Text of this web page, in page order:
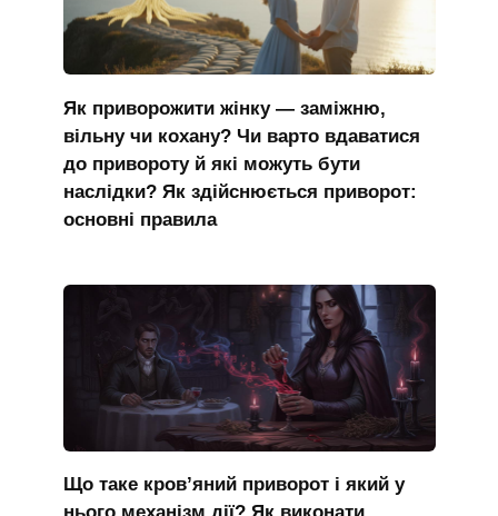
Як приворожити жінку — заміжню,
вільну чи кохану? Чи варто вдаватися
до привороту й які можуть бути
наслідки? Як здійснюється приворот:
основні правила
Що таке кров’яний приворот і який у